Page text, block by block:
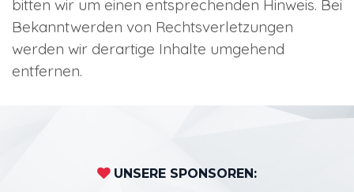
bitten wir um einen entsprechenden Hinweis. Bei
Bekanntwerden von Rechtsverletzungen
werden wir derartige Inhalte umgehend
entfernen.
UNSERE SPONSOREN: